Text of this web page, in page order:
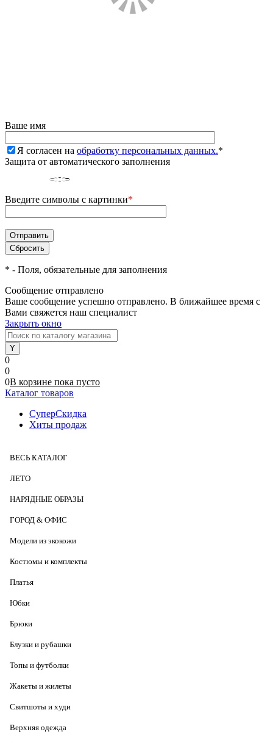
Ваше имя
Я согласен на обработку персональных данных.*
Защита от автоматического заполнения
Введите символы с картинки*
* - Поля, обязательные для заполнения
Сообщение отправлено
Ваше сообщение успешно отправлено. В ближайшее время с
Вами свяжется наш специалист
Закрыть окно
0
0
0В корзине пока пусто
Каталог товаров
СуперСкидка
Хиты продаж
ВЕСЬ КАТАЛОГ
ЛЕТО
НАРЯДНЫЕ ОБРАЗЫ
ГОРОД & ОФИС
Модели из экокожи
Костюмы и комплекты
Платья
Юбки
Брюки
Блузки и рубашки
Топы и футболки
Жакеты и жилеты
Свитшоты и худи
Верхняя одежда